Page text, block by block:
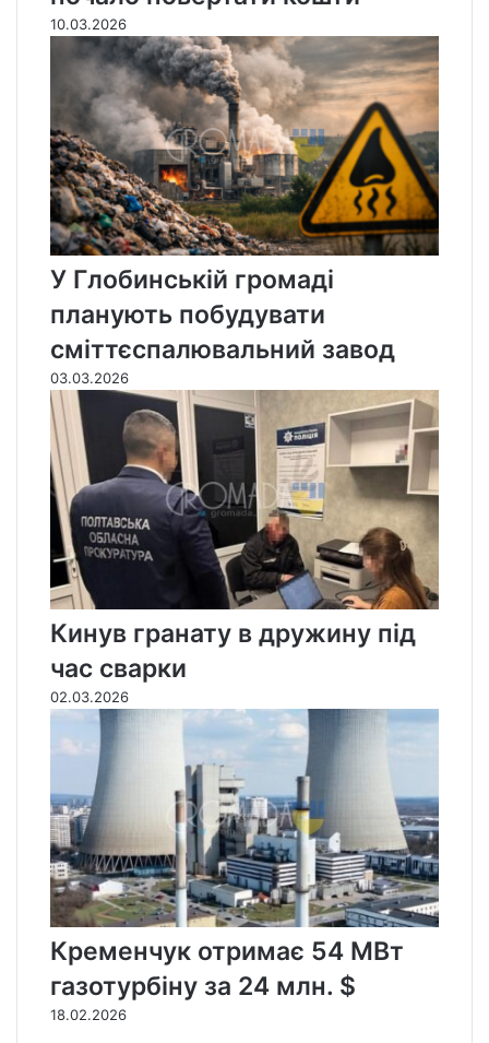
10.03.2026
У Глобинській громаді
планують побудувати
сміттєспалювальний завод
03.03.2026
Кинув гранату в дружину під
час сварки
02.03.2026
Кременчук отримає 54 МВт
газотурбіну за 24 млн. $
18.02.2026